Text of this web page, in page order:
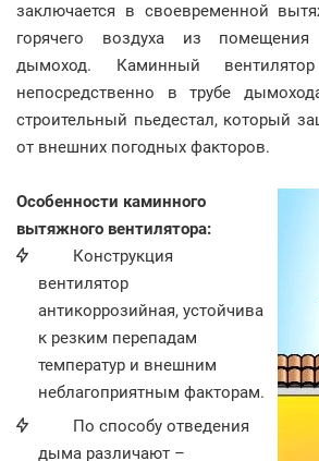
заключается в своевременной
горячего воздуха из
дымоход. Каминный вентилятор
непосредственно в трубе
строительный пьедестал, который
от внешних погодных факторов.
Особенности каминного
вытяжного вентилятора:
Конструкция
вентилятор
антикоррозийная, устойчива
к резким перепадам
температур и внешним
неблагоприятным факторам.
По способу отведения
дыма различают –